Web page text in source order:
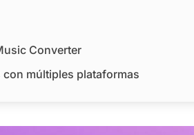
Converter
con múltiples plataformas